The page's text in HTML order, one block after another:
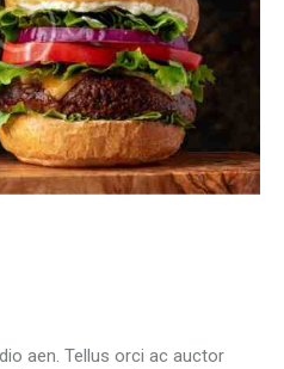
aen. Tellus orci ac auctor